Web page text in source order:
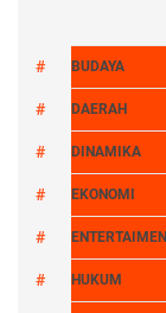
BUDAYA
DAERAH
DINAMIKA
EKONOMI
ENTERTAIMEN
HUKUM